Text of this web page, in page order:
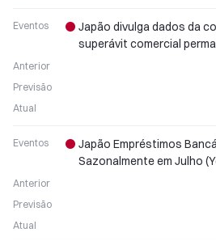
Eventos
Japão divulga dados da
superávit comercial
Anterior
Previsão
Atual
Eventos
Japão Empréstimos
Sazonalmente em Julho
Anterior
Previsão
Atual